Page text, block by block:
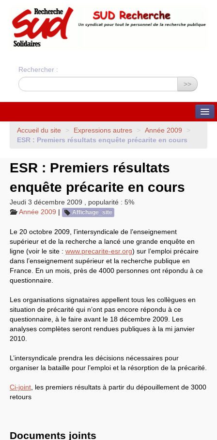
Rechercher :
>>
QUI SOMMES-NOUS ?
Nos valeurs
financière
Bilans financiers annuels
Orientations du syndicat
Union Syndicale
Solidaires
ADHÉSION ET CONTACTS
Année 2026
Année 2025
Année 2024
Année 2023
Motions d’actualité du
congrès 2023 à Sète
Année 2020
Année 2019
Année 2018
Année 2017
Année 2016
Année 2015
Année 2013
Année 2012
année 2011
Année 2009
Année 2008
Année 2003
Accueil du site > Expressions autres > Année 2009
>
ESR : Premiers résultats enquête précarite en cours
ESR : Premiers résultats
enquête précarite en cours
Jeudi 3 décembre 2009
popularité : 5%
Année 2009 | Affichage_site
Le 20 octobre 2009, l’intersyndicale de l’enseignement
supérieur et de la recherche a lancé une grande enquête en
ligne (voir le site : www.precarite-esr.org) sur l’emploi précaire
dans l’enseignement supérieur et la recherche publique en
France. En un mois, près de 4000 personnes ont répondu à ce
questionnaire.
Les organisations signataires appellent tous les collègues en
situation de précarité qui n’ont pas encore répondu à ce
questionnaire, à le faire avant le 18 décembre 2009. Les
analyses complètes seront rendues publiques à la mi janvier
2010.
L’intersyndicale prendra les décisions nécessaires pour
organiser la bataille pour l’emploi et la résorption de la précarité.
Ci-joint , les premiers résultats à partir du dépouillement de 3000
retours
Documents joints